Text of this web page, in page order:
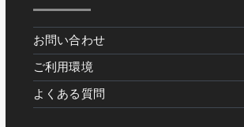
お問い合わせ
ご利用環境
よくある質問